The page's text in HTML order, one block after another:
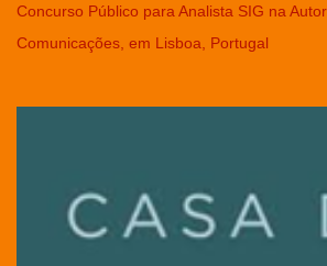
Concurso Público para Analista SIG na
Comunicações, em Lisboa, Portugal